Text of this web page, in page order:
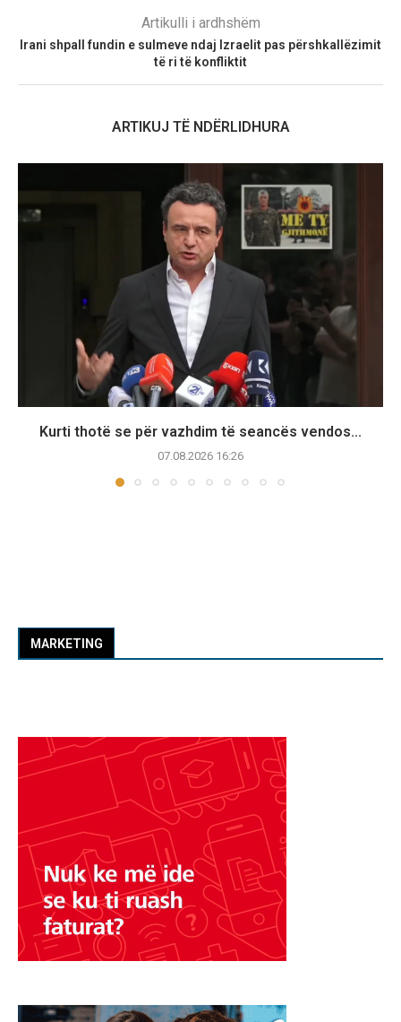
Artikulli i ardhshëm
Irani shpall fundin e sulmeve ndaj Izraelit pas përshkallëzimit
të ri të konfliktit
ARTIKUJ TË NDËRLIDHURA
Kurti thotë se për vazhdim të seancës vendos...
07.08.2026 16:26
MARKETING